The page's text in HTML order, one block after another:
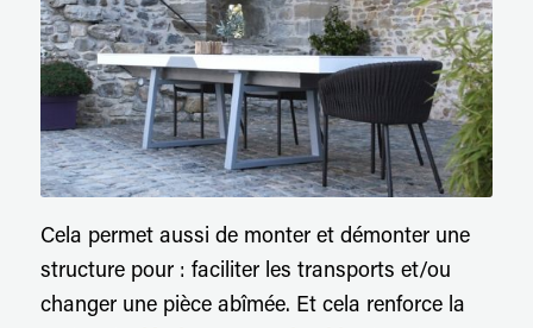
Cela permet aussi de monter et démonter une
structure pour : faciliter les transports et/ou
changer une pièce abîmée. Et cela renforce la